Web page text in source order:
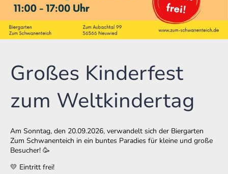
Großes Kinderfest
zum Weltkindertag
Am Sonntag, den 20.09.2026, verwandelt sich der Biergarten
Zum Schwanenteich in ein buntes Paradies für kleine und große
Besucher! 🥳
💛 Eintritt frei!